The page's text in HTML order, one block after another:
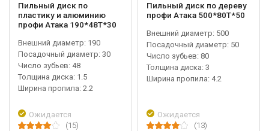
Пильный диск по
пластику и алюминию
профи Атака 190*48T*30
Внешний диаметр: 190
Посадочный диаметр: 30
Число зубьев: 48
Толщина диска: 1.5
Ширина пропила: 2.2
Ожидается
(15)
Пильный диск по дереву
профи Атака 500*80T*50
Внешний диаметр: 500
Посадочный диаметр: 50
Число зубьев: 80
Толщина диска: 3
Ширина пропила: 4.2
Ожидается
(13)